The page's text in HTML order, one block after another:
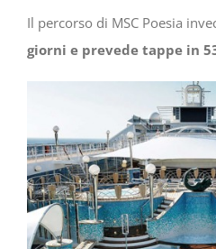
Il percorso di MSC Poesia
giorni e prevede tappe in